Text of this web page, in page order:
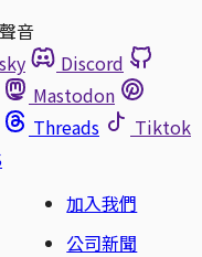
音
Discord
Mastodon
Threads
Tiktok
加入我們
公司新聞